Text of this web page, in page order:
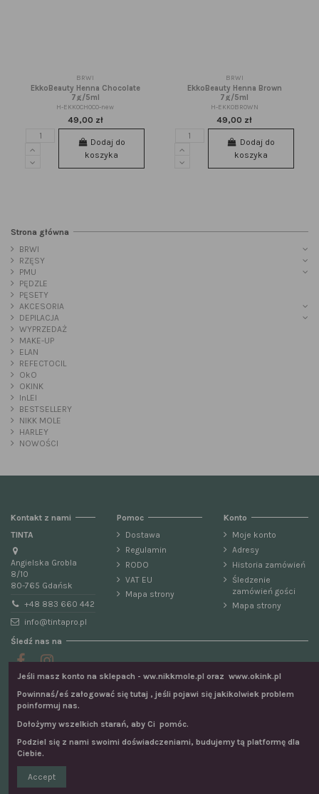
BRWI
EkkoBeauty Henna Chocolate
7g/5ml
H-EKKOCHOCO-new
49,00 zł
Dodaj do
koszyka
BRWI
EkkoBeauty Henna Brown
7g/5ml
H-EKKOBROWN
49,00 zł
Dodaj do
koszyka
Strona główna
BRWI
RZĘSY
PMU
PĘDZLE
PĘSETY
AKCESORIA
DEPILACJA
WYPRZEDAŻ
MAKE-UP
ELAN
REFECTOCIL
OkO
OKINK
InLEI
BESTSELLERY
NIKK MOLE
HARLEY
NOWOŚCI
Kontakt z nami
TINTA
Angielska Grobla
8/10
80-765 Gdańsk
+48 883 660 442
info@tintapro.pl
Pomoc
Dostawa
Regulamin
RODO
VAT EU
Mapa strony
Konto
Moje konto
Adresy
Historia zamówień
Śledzenie
zamówień gości
Mapa strony
Śledź nas na
Newsletter
należy odnaleźć szczegóły w naszej informacji prawnej.
Jeśli masz konto na sklepach - ww.nikkmole.pl oraz www.okink.pl
Powinnaś/eś załogować się tutaj , jeśli pojawi się jakikolwiek problem
poinformuj nas.
Dołożymy wszelkich starań, aby Ci pomóc.
Podziel się z nami swoimi doświadczeniami, budujemy tą platformę dla
Ciebie.
Accept